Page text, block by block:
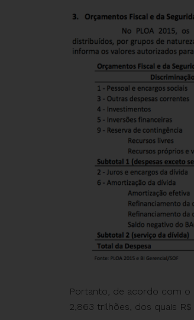
Portanto, de acordo com o
2,863 trilhões, dos quais